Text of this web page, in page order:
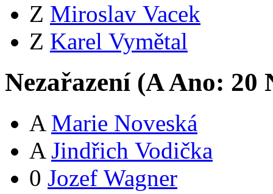
Z Miroslav Vacek
Z Karel Vymětal
Nezařazení (AAno: 20
A Marie Noveská
A Jindřich Vodička
0 Jozef Wagner